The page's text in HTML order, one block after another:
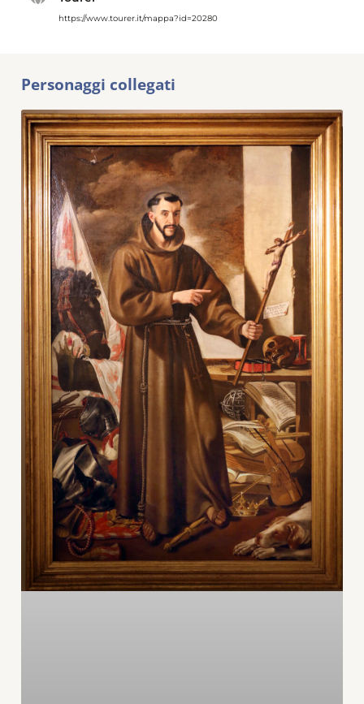
https://www.tourer.it/mappa?id=20280
Personaggi collegati